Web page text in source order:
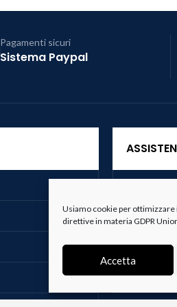
Usiamo cookie per
direttive in materia GDPR
Accetta
Pagamenti sicuri
Sistema Paypal
Spedizioni
Resi e
Termini e